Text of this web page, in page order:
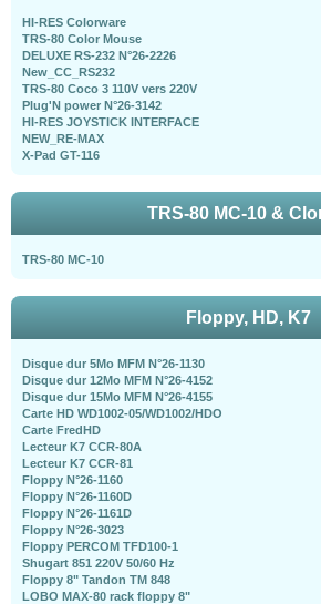
HI-RES Colorware
TRS-80 Color Mouse
DELUXE RS-232 N°26-2226
New_CC_RS232
TRS-80 Coco 3 110V vers 220V
Plug'N power N°26-3142
HI-RES JOYSTICK INTERFACE
NEW_RE-MAX
X-Pad GT-116
TRS-80 MC-10 &
TRS-80 MC-10
Floppy, HD, K7
Disque dur 5Mo MFM N°26-1130
Disque dur 12Mo MFM N°26-4152
Disque dur 15Mo MFM N°26-4155
Carte HD WD1002-05/WD1002/HDO
Carte FredHD
Lecteur K7 CCR-80A
Lecteur K7 CCR-81
Floppy N°26-1160
Floppy N°26-1160D
Floppy N°26-1161D
Floppy N°26-3023
Floppy PERCOM TFD100-1
Shugart 851 220V 50/60 Hz
Floppy 8" Tandon TM 848
LOBO MAX-80 rack floppy 8"